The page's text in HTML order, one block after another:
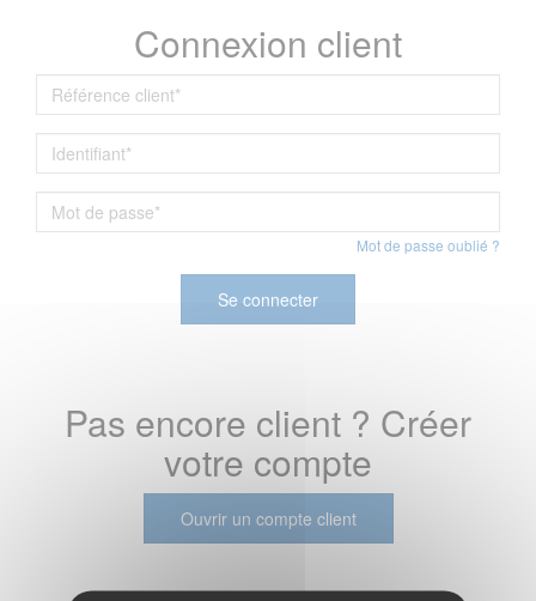
Connexion client
Mot de passe oublié ?
Se connecter
Pas encore client ? Créer
votre compte
Ouvrir un compte client